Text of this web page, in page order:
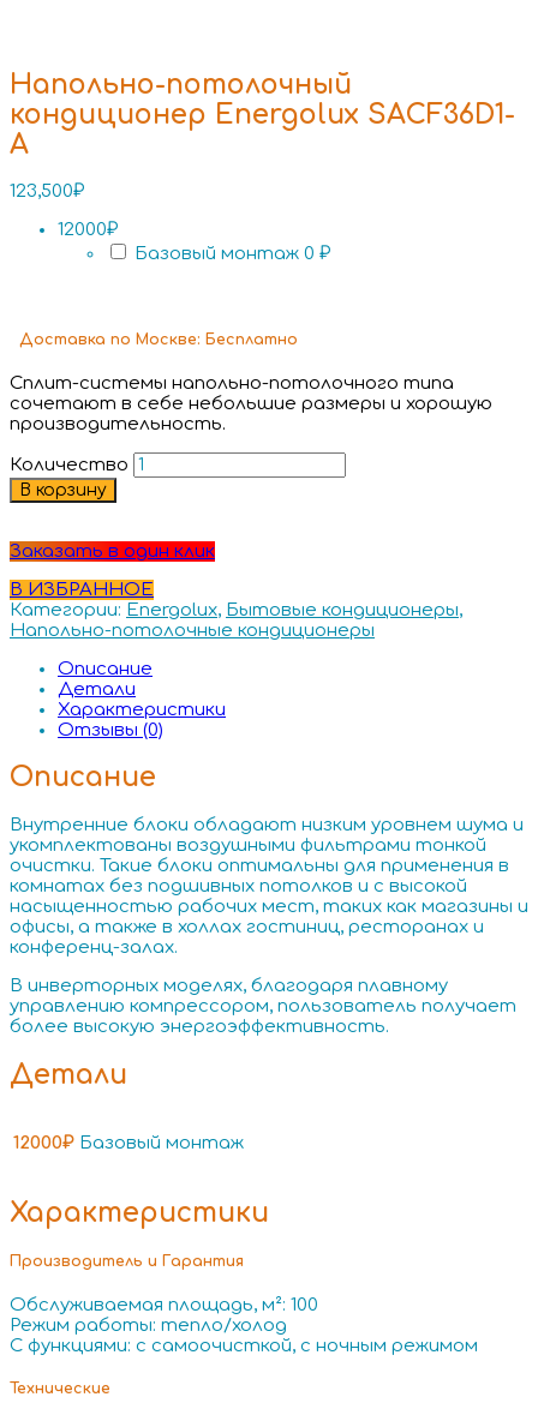
Напольно-потолочный
кондиционер Energolux SACF36D1-
A
123,500₽
12000₽
Базовый монтаж 0 ₽
Доставка по Москве: Бесплатно
Сплит-системы напольно-потолочного типа
сочетают в себе небольшие размеры и хорошую
производительность.
Количество
В корзину
Заказать в один клик
В ИЗБРАННОЕ
Категории: Energolux, Бытовые кондиционеры,
Напольно-потолочные кондиционеры
Описание
Детали
Характеристики
Отзывы (0)
Описание
Внутренние блоки обладают низким уровнем шума и
укомплектованы воздушными фильтрами тонкой
очистки. Такие блоки оптимальны для применения в
комнатах без подшивных потолков и с высокой
насыщенностью рабочих мест, таких как магазины и
офисы, а также в холлах гостиниц, ресторанах и
конференц-залах.
В инверторных моделях, благодаря плавному
управлению компрессором, пользователь получает
более высокую энергоэффективность.
Детали
12000₽ Базовый монтаж
Характеристики
Производитель и Гарантия
Обслуживаемая площадь, м²: 100
Режим работы: тепло/холод
С функциями: с самоочисткой, с ночным режимом
Технические